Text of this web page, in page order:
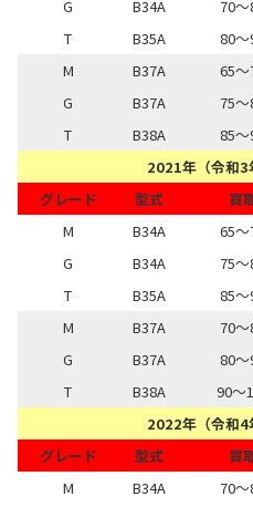
G
B34A 70
T
B35A 80
M
B37A 65
G
B37A 75
T
B38A 85
2021年（令和3
グレード
型式 買
M
B34A 65
G
B34A 75
T
B35A 85
M
B37A 70
G
B37A 80
T
B38A 90～
2022年（令和4
グレード
型式 買
M
B34A 70